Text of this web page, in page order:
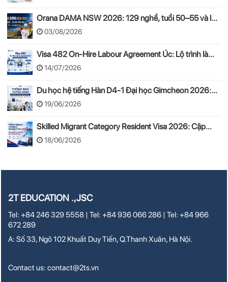
Orana DAMA NSW 2026: 129 nghề, tuổi 50–55 và lộ
trình PR
03/08/2026
Visa 482 On-Hire Labour Agreement Úc: Lộ trình làm
việc hợp pháp theo mô hình On-Hire
14/07/2026
Du học hệ tiếng Hàn D4-1 Đại học Gimcheon 2026:
Tuyển sinh, chi phí, hồ sơ
19/06/2026
Skilled Migrant Category Resident Visa 2026: Cập
nhật thay đổi mới từ 24/08/2026
18/06/2026
2T EDUCATION .,JSC
Tel: +84 246 329 5558 | Tel: +84 936 066 286 | Tel: +84 966
672 289
A: Số 33, Ngõ 102 Khuất Duy Tiến, Q.Thanh Xuân, Hà Nội.
Contact us:contact@2ts.vn